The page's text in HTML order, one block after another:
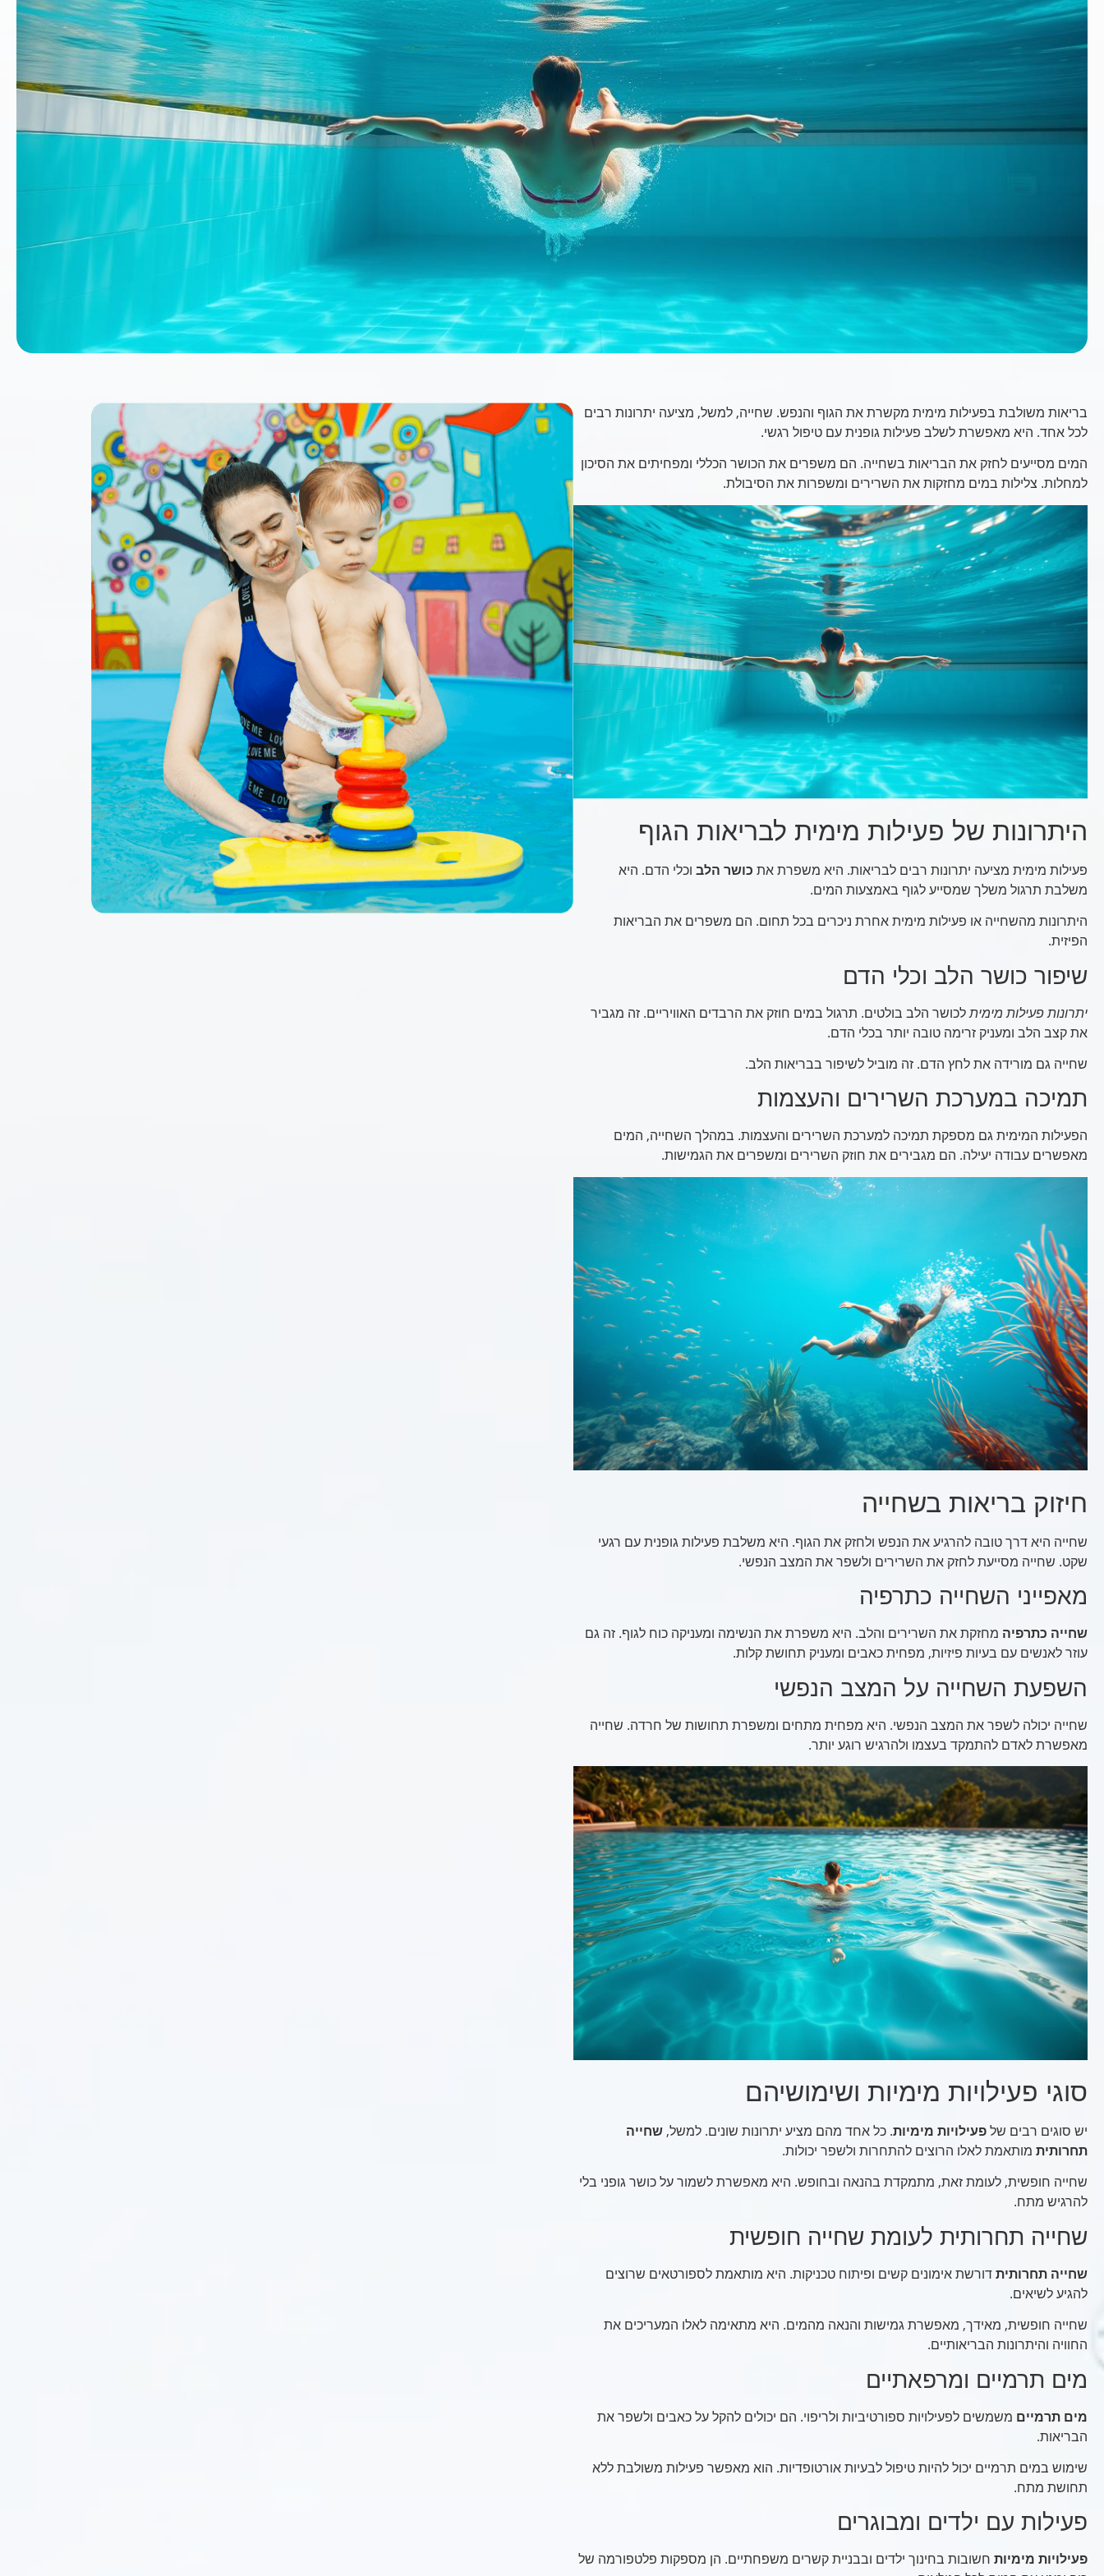
בריאות משולבת בפעילות מימית מקשרת את הגוף והנפש. שחייה, למשל, מציעה יתרונות רבים
לכל אחד. היא מאפשרת לשלב פעילות גופנית עם טיפול רגשי.
המים מסייעים לחזק את הבריאות בשחייה. הם משפרים את הכושר הכללי ומפחיתים את הסיכון
למחלות. צלילות במים מחזקות את השרירים ומשפרות את הסיבולת.
היתרונות של פעילות מימית לבריאות הגוף
פעילות מימית מציעה יתרונות רבים לבריאות. היא משפרת את כושר הלב וכלי הדם. היא
משלבת תרגול משלך שמסייע לגוף באמצעות המים.
היתרונות מהשחייה או פעילות מימית אחרת ניכרים בכל תחום. הם משפרים את הבריאות
הפיזית.
שיפור כושר הלב וכלי הדם
יתרונות פעילות מימיתלכושר הלב בולטים. תרגול במים חוזק את הרבדים האוויריים. זה מגביר
את קצב הלב ומעניק זרימה טובה יותר בכלי הדם.
שחייה גם מורידה את לחץ הדם. זה מוביל לשיפור בבריאות הלב.
תמיכה במערכת השרירים והעצמות
הפעילות המימית גם מספקת תמיכה למערכת השרירים והעצמות. במהלך השחייה, המים
מאפשרים עבודה יעילה. הם מגבירים את חוזק השרירים ומשפרים את הגמישות.
חיזוק בריאות בשחייה
שחייה היא דרך טובה להרגיע את הנפש ולחזק את הגוף. היא משלבת פעילות גופנית עם רגעי
שקט. שחייה מסייעת לחזק את השרירים ולשפר את המצב הנפשי.
מאפייני השחייה כתרפיה
שחייה כתרפיה מחזקת את השרירים והלב. היא משפרת את הנשימה ומעניקה כוח לגוף. זה גם
עוזר לאנשים עם בעיות פיזיות, מפחית כאבים ומעניק תחושת קלות.
השפעת השחייה על המצב הנפשי
שחייה יכולה לשפר את המצב הנפשי. היא מפחית מתחים ומשפרת תחושות של חרדה. שחייה
מאפשרת לאדם להתמקד בעצמו ולהרגיש רוגע יותר.
סוגי פעילויות מימיות ושימושיהם
יש סוגים רבים שלפעילויות מימיות. כל אחד מהם מציע יתרונות שונים. למשל, שחייה
תחרותית מותאמת לאלו הרוצים להתחרות ולשפר יכולות.
שחייה חופשית, לעומת זאת, מתמקדת בהנאה ובחופש. היא מאפשרת לשמור על כושר גופני בלי
להרגיש מתח.
שחייה תחרותית לעומת שחייה חופשית
שחייה תחרותיתדורשת אימונים קשים ופיתוח טכניקות. היא מותאמת לספורטאים שרוצים
להגיע לשיאים.
שחייה חופשית, מאידך, מאפשרת גמישות והנאה מהמים. היא מתאימה לאלו המעריכים את
החוויה והיתרונות הבריאותיים.
מים תרמיים ומרפאתיים
מים תרמיים משמשים לפעילויות ספורטיביות ולריפוי. הם יכולים להקל על כאבים ולשפר את
הבריאות.
שימוש במים תרמיים יכול להיות טיפול לבעיות אורטופדיות. הוא מאפשר פעילות משולבת ללא
תחושת מתח.
פעילות עם ילדים ומבוגרים
פעילויות מימיות חשובות בחינוך ילדים ובבניית קשרים משפחתיים. הן מספקות פלטפורמה של